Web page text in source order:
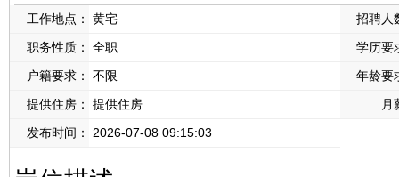
工作地点： 黄宅
招聘人
职务性质：
全职
学历要
户籍要求：
不限
年龄要
提供住房：
提供住房
月
发布时间：
2026-07-08 09:15:03